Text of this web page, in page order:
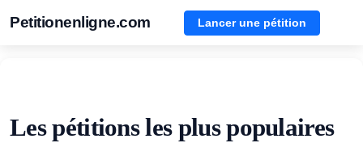
Petitionenligne.com Lancer une pétition
Les pétitions les plus populaires